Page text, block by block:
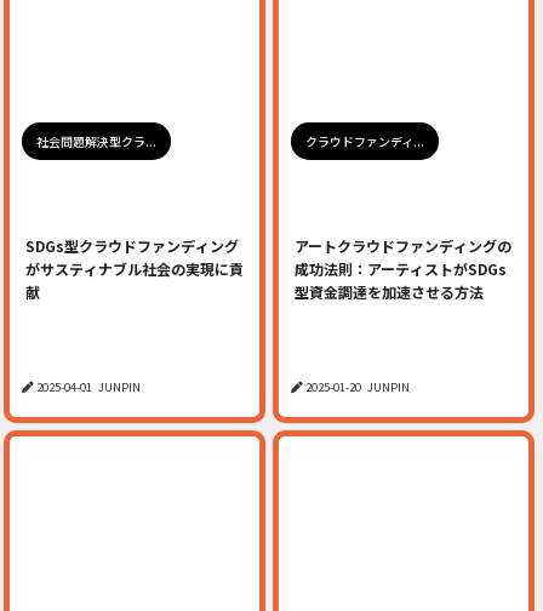
社会問題解決型クラ...
SDGs型クラウドファンディング
がサスティナブル社会の実現に貢
献
2025-04-01 JUNPIN
クラウドファンディ...
アートクラウドファンディングの
成功法則：アーティストがSDGs
型資金調達を加速させる方法
2025-01-20 JUNPIN